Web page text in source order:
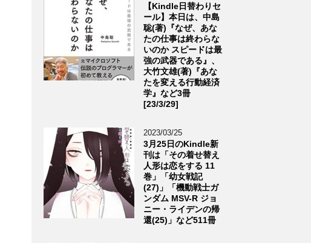
【Kindle日替わりセ
ール】本日は、中島
聡(著)『なぜ、あな
たの仕事は終わらな
いのか スピードは最
強の武器である』、
大竹文雄(著)『あな
たを変える行動経済
学』など3冊
[23/3/29]
2023/03/25
3月25日のKindle新
刊は「その着せ替え
人形は恋をする 11
巻」「幼女戦記
(27)」「機動戦士ガ
ンダム MSV-R ジョ
ニー・ライデンの帰
還(25)」など511冊